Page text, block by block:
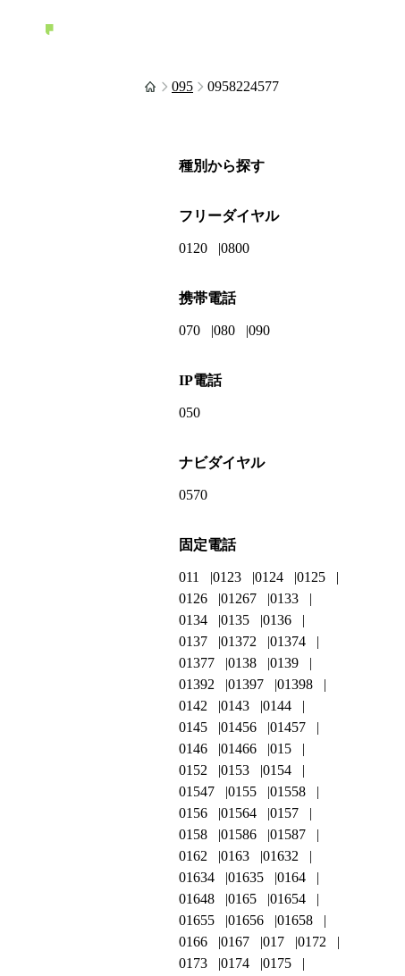
095 0958224577
種別から探す
フリーダイヤル
0120 0800
携帯電話
070 080 090
IP電話
050
ナビダイヤル
0570
固定電話
011 0123 0124
0125
0126
01267
0133
0134
0135
0136
0137
01372
01374
01377
0138
0139
01392
01397
01398
0142
0143
0144
0145
01456
01457
0146
01466
015
0152
0153
0154
01547
0155
01558
0156
01564
0157
0158
01586
01587
0162
0163
01632
01634
01635
0164
01648
0165
01654
01655
01656
01658
0166
0167 017
0172
0173
0174
0175